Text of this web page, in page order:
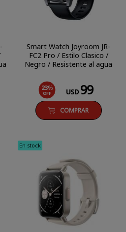
Smart Watch Joyroom JR-
FC2 Pro / Estilo Clasico /
Negro / Resistente al agua
23%
OFF USD 99
COMPRAR
En stock